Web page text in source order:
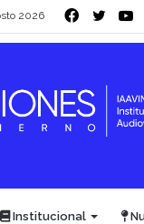
2026 Facebook
Institucional